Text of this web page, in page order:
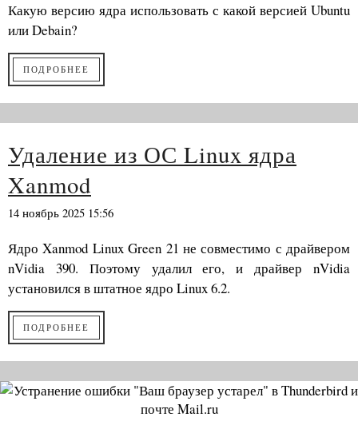
Какую версию ядра использовать с какой версией Ubuntu
или Debain?
ПОДРОБНЕЕ
Удаление из ОС Linux ядра
Xanmod
14 ноябрь 2025 15:56
Ядро Xanmod Linux Green 21 не совместимо с драйвером
nVidia 390. Поэтому удалил его, и драйвер nVidia
установился в штатное ядро Linux 6.2.
ПОДРОБНЕЕ